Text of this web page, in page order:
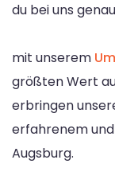
du bei uns
mit unserem
größten Wert
erbringen
erfahrenem
Augsburg.